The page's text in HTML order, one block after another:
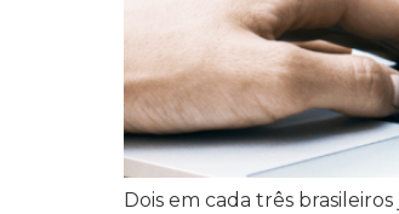
Dois em cada três